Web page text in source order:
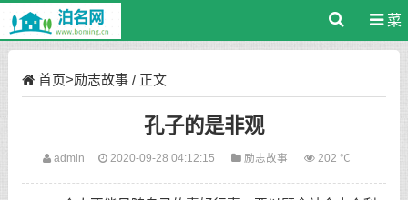
菜
首页>励志故事/ 正文
孔子的是非观
admin 2020-09-28 04:12:15 励志故事 202 ℃